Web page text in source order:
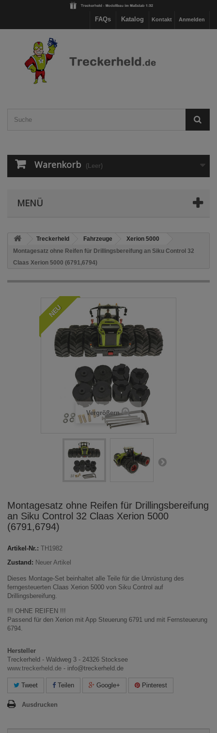
Anmelden
Kontakt
Katalog
FAQs
Warenkorb (Leer)
MENÜ
Treckerheld Fahrzeuge
Xerion 5000
Montagesatz ohne Reifen für Drillingsbereifung an Siku Control 32
Claas Xerion 5000 (6791,6794)
NEU
Vergrößern
Montagesatz ohne Reifen für Drillingsbereifung
an Siku Control 32 Claas Xerion 5000
(6791,6794)
Artikel-Nr.: TH1982
Zustand: Neuer Artikel
Dieses Montage-Set beinhaltet alle Teile für die Umrüstung des
ferngesteuerten Claas Xerion 5000 von Siku Control auf
Drillingsbereifung.
!!! OHNE REIFEN !!!
Passend für den Xerion mit App Steuerung 6791 und mit Fernsteuerung
6794.
Hersteller
Treckerheld - Waldweg 3 - 24326 Stocksee
www.treckerheld.de - info@treckerheld.de
Tweet Teilen Google+ Pinterest
Ausdrucken